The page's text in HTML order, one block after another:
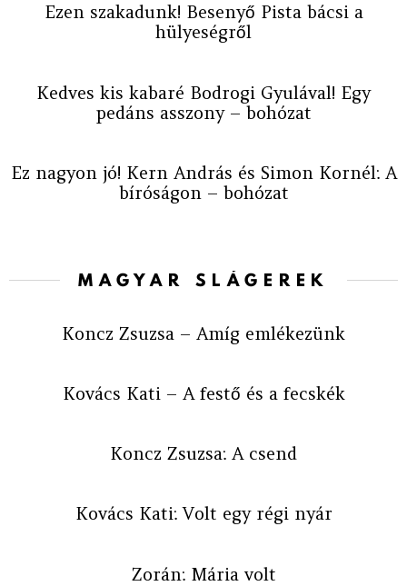
Ezen szakadunk! Besenyő Pista bácsi a
hülyeségről
Kedves kis kabaré Bodrogi Gyulával! Egy
pedáns asszony – bohózat
Ez nagyon jó! Kern András és Simon Kornél: A
bíróságon – bohózat
MAGYAR SLÁGEREK
Koncz Zsuzsa – Amíg emlékezünk
Kovács Kati – A festő és a fecskék
Koncz Zsuzsa: A csend
Kovács Kati: Volt egy régi nyár
Zorán: Mária volt